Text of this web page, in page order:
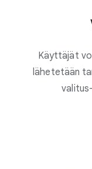
Käyttäjät
lähetetään